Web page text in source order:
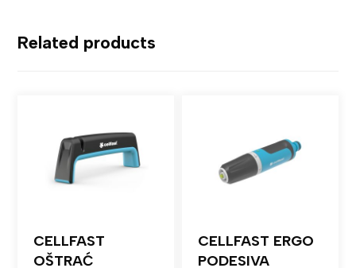
Related products
CELLFAST
OŠTRAĆ
CELLFAST ERGO
PODESIVA